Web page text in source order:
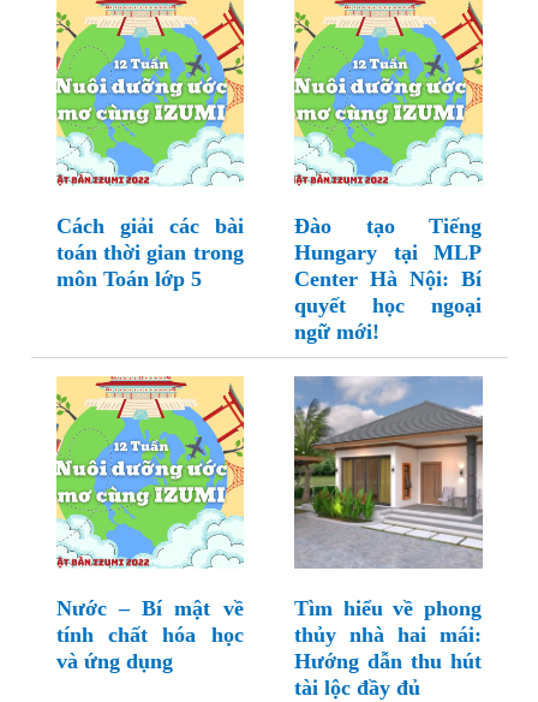
Cách giải các bài
toán thời gian trong
môn Toán lớp 5
Đào tạo Tiếng
Hungary tại MLP
Center Hà Nội: Bí
quyết học ngoại
ngữ mới!
Nước – Bí mật về
tính chất hóa học
và ứng dụng
Tìm hiểu về phong
thủy nhà hai mái:
Hướng dẫn thu hút
tài lộc đầy đủ